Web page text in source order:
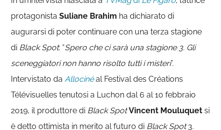
protagonistaSuliane Brahim ha dichiarato di
augurarsi di poter continuare con una terza stagione
di Black Spot: “Spero che ci sarà una stagione 3. Gli
sceneggiatori non hanno risolto tutti i misteri”.
Intervistato daAllocinéal Festival des Créations
Télévisuelles tenutosi a Luchon dal 6 al 10 febbraio
2019, il produttore di Black Spot Vincent Mouluquet si
è detto ottimista in merito al futuro di Black Spot3.